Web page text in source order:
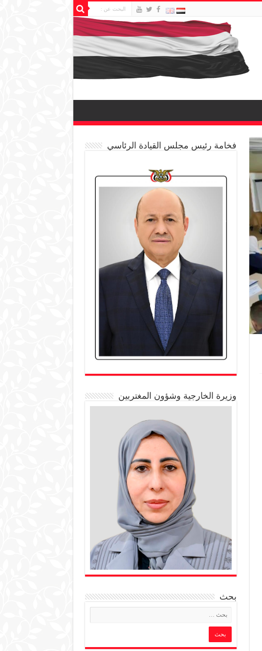
فخامة رئيس مجلس القيادة الرئاسي
وزيرة الخارجية وشؤون المغتربين
بحث